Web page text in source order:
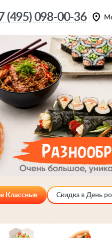
(495) 098-00-36
Классные Скидка в День